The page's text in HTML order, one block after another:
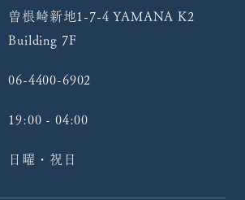
曽根崎新地1-7-4 YAMANA K2
Building 7F
06-4400-6902
19:00 - 04:00
日曜・祝日